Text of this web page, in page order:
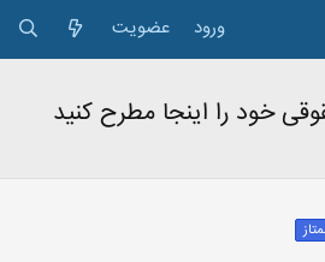
ورود عضویت
خود را اینجا مطرح کنید